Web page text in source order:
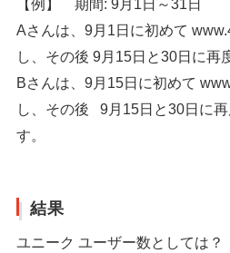
【例】 期間: 9月1日～31日
Aさんは、9月1日に初めて
し、その後 9月15日と30日に再
Bさんは、9月15日に初めて
し、その後 9月15日と30日に再
す。
結果
ユニーク ユーザー数としては？